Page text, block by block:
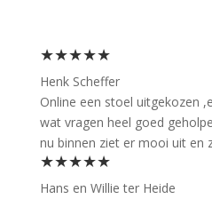
★★★★★
Henk Scheffer
Online een stoel uitgekozen
wat vragen heel goed
nu binnen ziet er mooi uit en
★★★★★
Hans en Willie ter Heide